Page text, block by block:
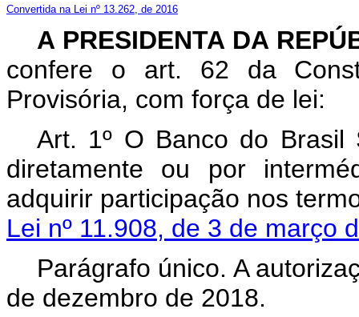
Convertida na Lei nº 13.262, de 2016
A PRESIDENTA DA
confere o art. 62 da
Provisória, com força de lei:
Art. 1º O Banco do Brasil
diretamente ou por
adquirir participação nos
Lei nº 11.908, de 3 de março
Parágrafo único. A
de dezembro de 2018.